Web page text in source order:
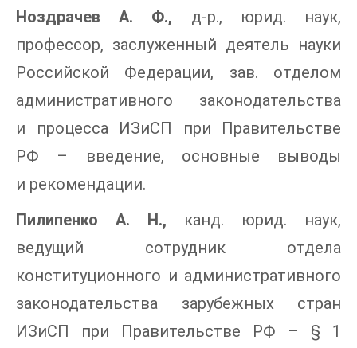
Ноздрачев А. Ф., д-р., юрид. наук,
профессор, заслуженный деятель науки
Российской Федерации, зав. отделом
административного законодательства
и процесса ИЗиСП при Правительстве
РФ – введение, основные выводы
и рекомендации.
Пилипенко А. Н., канд. юрид. наук,
ведущий сотрудник отдела
конституционного и административного
законодательства зарубежных стран
ИЗиСП при Правительстве РФ – § 1